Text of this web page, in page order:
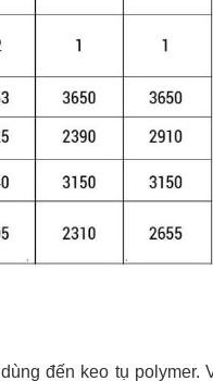
đến keo tụ polymer.